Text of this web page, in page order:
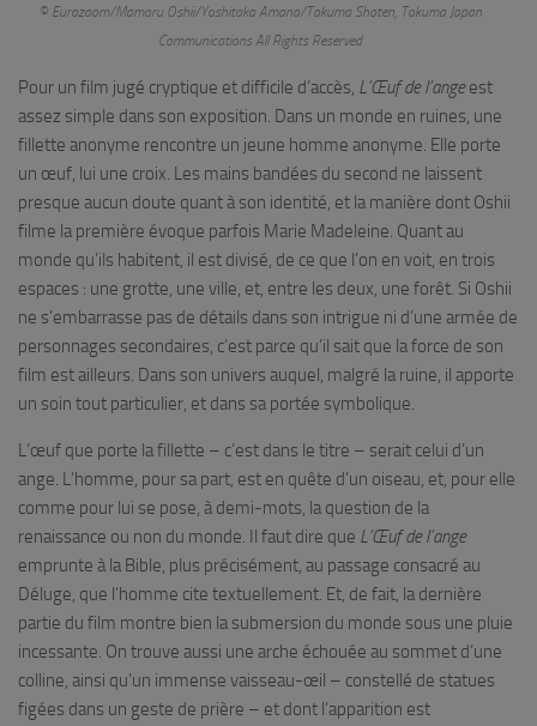
© Eurozoom/Mamoru Oshii/Yoshitaka Amano/Tokuma Shoten, Tokuma Japan
Communications All Rights Reserved
Pour un film jugé cryptique et difficile d’accès, L’Œuf de l’angeest
assez simple dans son exposition. Dans un monde en ruines, une
fillette anonyme rencontre un jeune homme anonyme. Elle porte
un œuf, lui une croix. Les mains bandées du second ne laissent
presque aucun doute quant à son identité, et la manière dont Oshii
filme la première évoque parfois Marie Madeleine. Quant au
monde qu’ils habitent, il est divisé, de ce que l’on en voit, en trois
espaces : une grotte, une ville, et, entre les deux, une forêt. Si Oshii
ne s’embarrasse pas de détails dans son intrigue ni d’une armée de
personnages secondaires, c’est parce qu’il sait que la force de son
film est ailleurs. Dans son univers auquel, malgré la ruine, il apporte
un soin tout particulier, et dans sa portée symbolique.
L’œuf que porte la fillette – c’est dans le titre – serait celui d’un
ange. L’homme, pour sa part, est en quête d’un oiseau, et, pour elle
comme pour lui se pose, à demi-mots, la question de la
renaissance ou non du monde. Il faut dire que L’Œuf de l’ange
emprunte à la Bible, plus précisément, au passage consacré au
Déluge, que l’homme cite textuellement. Et, de fait, la dernière
partie du film montre bien la submersion du monde sous une pluie
incessante. On trouve aussi une arche échouée au sommet d’une
colline, ainsi qu’un immense vaisseau-œil – constellé de statues
figées dans un geste de prière – et dont l’apparition est